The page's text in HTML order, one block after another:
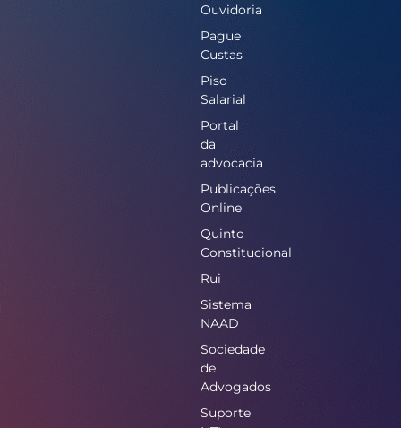
Ouvidoria
Pague
Custas
Piso
Salarial
Portal
da
advocacia
Publicações
Online
Quinto
Constitucional
Rui
Sistema
NAAD
Sociedade
de
Advogados
Suporte